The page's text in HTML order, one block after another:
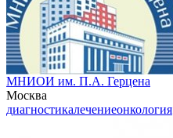
МНИОИ им. П.А. Герцена
Москва
диагностикалечениеонкология